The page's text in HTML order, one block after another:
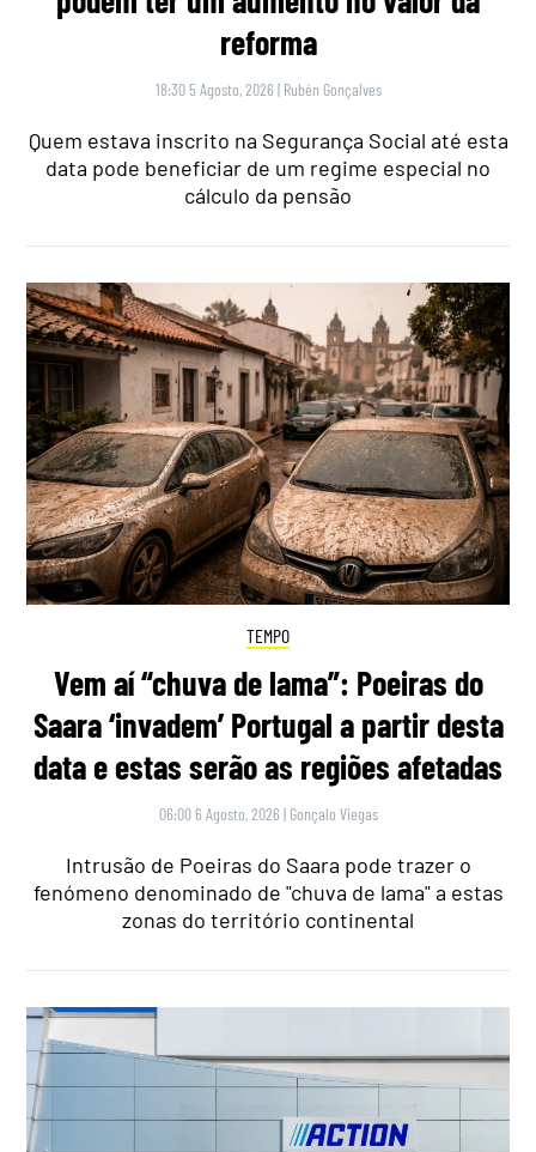
reforma
18:30 5 Agosto, 2026 | Rubén Gonçalves
Quem estava inscrito na Segurança Social até esta
data pode beneficiar de um regime especial no
cálculo da pensão
TEMPO
Vem aí “chuva de lama”: Poeiras do
Saara ‘invadem’ Portugal a partir desta
data e estas serão as regiões afetadas
06:00 6 Agosto, 2026 | Gonçalo Viegas
Intrusão de Poeiras do Saara pode trazer o
fenómeno denominado de "chuva de lama" a estas
zonas do território continental